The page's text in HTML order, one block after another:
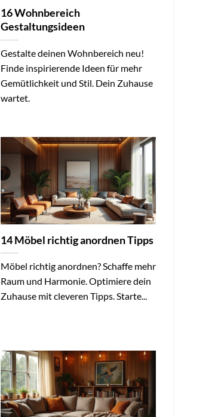
16 Wohnbereich
Gestaltungsideen
Gestalte deinen Wohnbereich neu!
Finde inspirierende Ideen für mehr
Gemütlichkeit und Stil. Dein Zuhause
wartet.
14 Möbel richtig anordnen Tipps
Möbel richtig anordnen? Schaffe mehr
Raum und Harmonie. Optimiere dein
Zuhause mit cleveren Tipps. Starte...